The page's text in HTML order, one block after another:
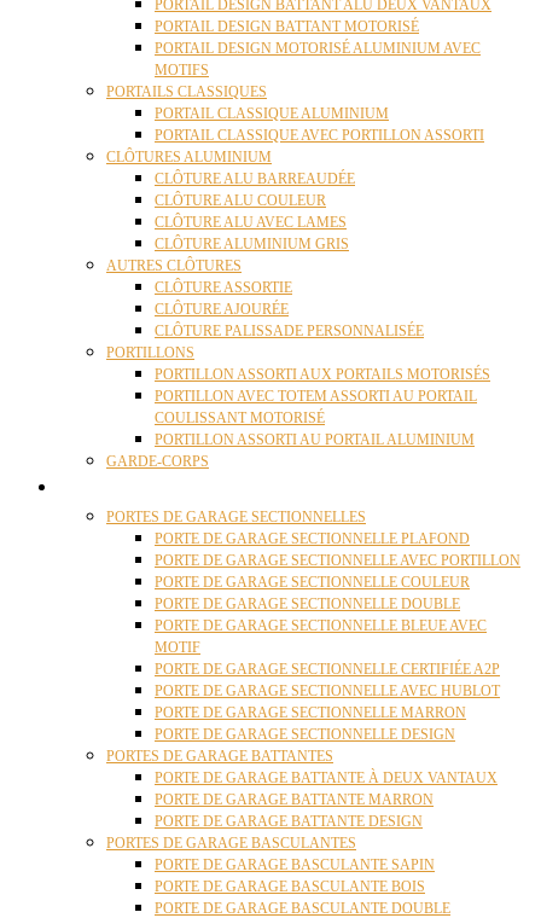
PORTAIL DESIGN BATTANT ALU DEUX VANTAUX
PORTAIL DESIGN BATTANT MOTORISÉ
PORTAIL DESIGN MOTORISÉ ALUMINIUM AVEC
MOTIFS
PORTAILS CLASSIQUES
PORTAIL CLASSIQUE ALUMINIUM
PORTAIL CLASSIQUE AVEC PORTILLON ASSORTI
CLÔTURES ALUMINIUM
CLÔTURE ALU BARREAUDÉE
CLÔTURE ALU COULEUR
CLÔTURE ALU AVEC LAMES
CLÔTURE ALUMINIUM GRIS
AUTRES CLÔTURES
CLÔTURE ASSORTIE
CLÔTURE AJOURÉE
CLÔTURE PALISSADE PERSONNALISÉE
PORTILLONS
PORTILLON ASSORTI AUX PORTAILS MOTORISÉS
PORTILLON AVEC TOTEM ASSORTI AU PORTAIL
COULISSANT MOTORISÉ
PORTILLON ASSORTI AU PORTAIL ALUMINIUM
GARDE-CORPS
PORTES DE GARAGE SECTIONNELLES
PORTE DE GARAGE SECTIONNELLE PLAFOND
PORTE DE GARAGE SECTIONNELLE AVEC PORTILLON
PORTE DE GARAGE SECTIONNELLE COULEUR
PORTE DE GARAGE SECTIONNELLE DOUBLE
PORTE DE GARAGE SECTIONNELLE BLEUE AVEC
MOTIF
PORTE DE GARAGE SECTIONNELLE CERTIFIÉE A2P
PORTE DE GARAGE SECTIONNELLE AVEC HUBLOT
PORTE DE GARAGE SECTIONNELLE MARRON
PORTE DE GARAGE SECTIONNELLE DESIGN
PORTES DE GARAGE BATTANTES
PORTE DE GARAGE BATTANTE À DEUX VANTAUX
PORTE DE GARAGE BATTANTE MARRON
PORTE DE GARAGE BATTANTE DESIGN
PORTES DE GARAGE BASCULANTES
PORTE DE GARAGE BASCULANTE SAPIN
PORTE DE GARAGE BASCULANTE BOIS
PORTE DE GARAGE BASCULANTE DOUBLE